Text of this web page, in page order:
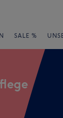
SALE %